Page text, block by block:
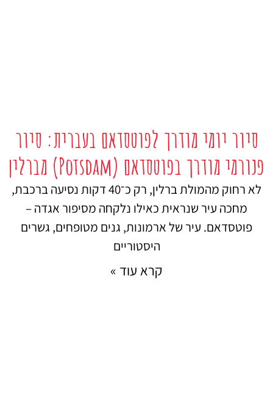
סיור יומי מודרך לפוטסדאם בעברית: סיור
פנורמי מודרך בפוטסדאם (Potsdam) מברלין
לא רחוק מהמולת ברלין, רק כ־40 דקות נסיעה ברכבת,
מחכה עיר שנראית כאילו נלקחה מסיפור אגדה –
פוטסדאם. עיר של ארמונות, גנים מטופחים, גשרים
היסטוריים
קרא עוד »